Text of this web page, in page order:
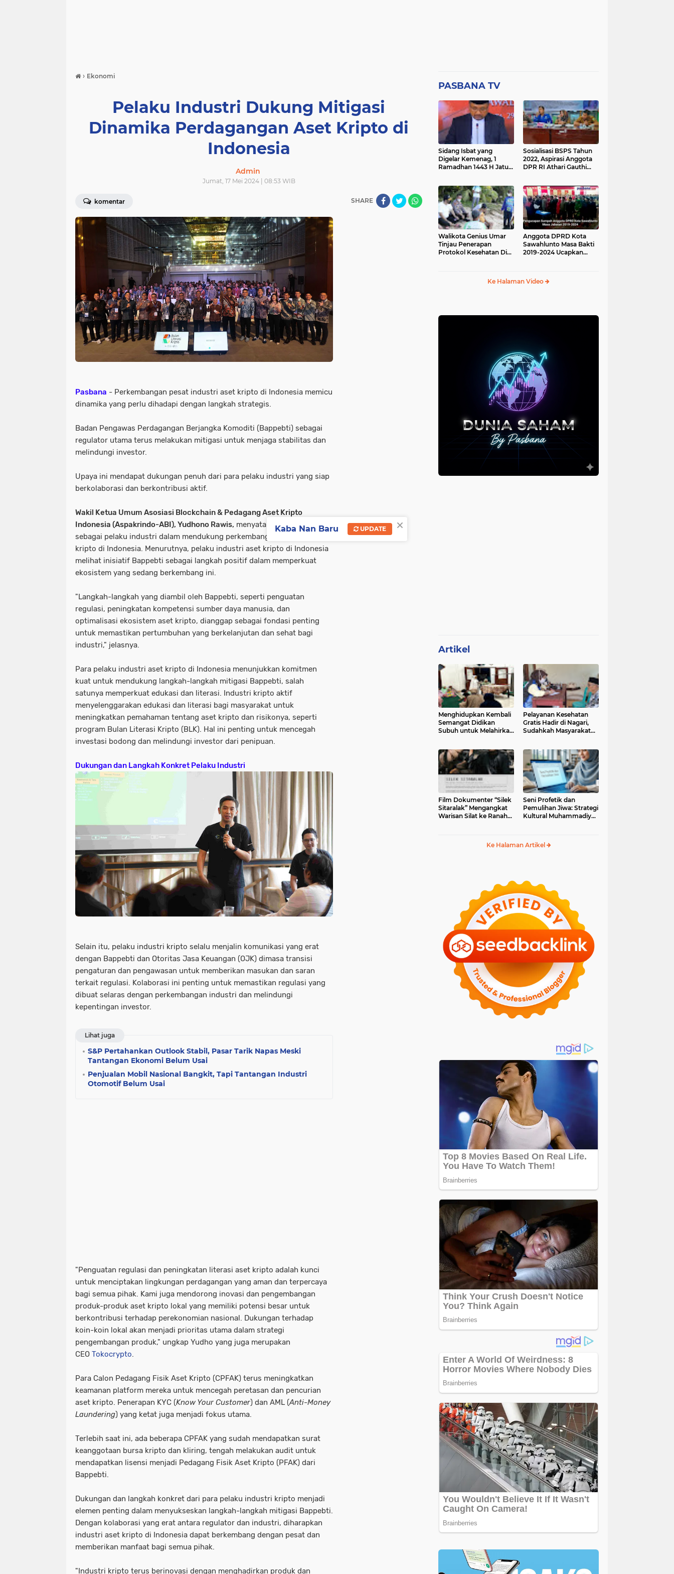
› Ekonomi
Pelaku Industri Dukung Mitigasi
Dinamika Perdagangan Aset Kripto di
Indonesia
Admin
Jumat, 17 Mei 2024 | 08:53 WIB
komentar SHARE
Pasbana - Perkembangan pesat industri aset kripto di Indonesia memicu
dinamika yang perlu dihadapi dengan langkah strategis.
Badan Pengawas Perdagangan Berjangka Komoditi (Bappebti) sebagai
regulator utama terus melakukan mitigasi untuk menjaga stabilitas dan
melindungi investor.
Upaya ini mendapat dukungan penuh dari para pelaku industri yang siap
berkolaborasi dan berkontribusi aktif.
Wakil Ketua Umum Asosiasi Blockchain & Pedagang Aset Kripto
Indonesia (Aspakrindo-ABI), Yudhono Rawis, menyatakan komitmen
sebagai pelaku industri dalam mendukung perkembangan ekosistem aset
kripto di Indonesia. Menurutnya, pelaku industri aset kripto di Indonesia
melihat inisiatif Bappebti sebagai langkah positif dalam memperkuat
ekosistem yang sedang berkembang ini.
"Langkah-langkah yang diambil oleh Bappebti, seperti penguatan
regulasi, peningkatan kompetensi sumber daya manusia, dan
optimalisasi ekosistem aset kripto, dianggap sebagai fondasi penting
untuk memastikan pertumbuhan yang berkelanjutan dan sehat bagi
industri," jelasnya.
Para pelaku industri aset kripto di Indonesia menunjukkan komitmen
kuat untuk mendukung langkah-langkah mitigasi Bappebti, salah
satunya memperkuat edukasi dan literasi. Industri kripto aktif
menyelenggarakan edukasi dan literasi bagi masyarakat untuk
meningkatkan pemahaman tentang aset kripto dan risikonya, seperti
program Bulan Literasi Kripto (BLK). Hal ini penting untuk mencegah
investasi bodong dan melindungi investor dari penipuan.
Dukungan dan Langkah Konkret Pelaku Industri
Selain itu, pelaku industri kripto selalu menjalin komunikasi yang erat
dengan Bappebti dan Otoritas Jasa Keuangan (OJK) dimasa transisi
pengaturan dan pengawasan untuk memberikan masukan dan saran
terkait regulasi. Kolaborasi ini penting untuk memastikan regulasi yang
dibuat selaras dengan perkembangan industri dan melindungi
kepentingan investor.
Lihat juga
S&P Pertahankan Outlook Stabil, Pasar Tarik Napas Meski
Tantangan Ekonomi Belum Usai
Penjualan Mobil Nasional Bangkit, Tapi Tantangan Industri
Otomotif Belum Usai
"Penguatan regulasi dan peningkatan literasi aset kripto adalah kunci
untuk menciptakan lingkungan perdagangan yang aman dan terpercaya
bagi semua pihak. Kami juga mendorong inovasi dan pengembangan
produk-produk aset kripto lokal yang memiliki potensi besar untuk
berkontribusi terhadap perekonomian nasional. Dukungan terhadap
koin-koin lokal akan menjadi prioritas utama dalam strategi
pengembangan produk," ungkap Yudho yang juga merupakan
CEO Tokocrypto.
Para Calon Pedagang Fisik Aset Kripto (CPFAK) terus meningkatkan
keamanan platform mereka untuk mencegah peretasan dan pencurian
aset kripto. Penerapan KYC (Know Your Customer) dan AML (Anti-Money
Laundering) yang ketat juga menjadi fokus utama.
Terlebih saat ini, ada beberapa CPFAK yang sudah mendapatkan surat
keanggotaan bursa kripto dan kliring, tengah melakukan audit untuk
mendapatkan lisensi menjadi Pedagang Fisik Aset Kripto (PFAK) dari
Bappebti.
Dukungan dan langkah konkret dari para pelaku industri kripto menjadi
elemen penting dalam menyukseskan langkah-langkah mitigasi Bappebti.
Dengan kolaborasi yang erat antara regulator dan industri, diharapkan
industri aset kripto di Indonesia dapat berkembang dengan pesat dan
memberikan manfaat bagi semua pihak.
"Industri kripto terus berinovasi dengan menghadirkan produk dan
PASBANA TV
Sidang Isbat yang
Digelar Kemenag, 1
Ramadhan 1443 H Jatuh
Sosialisasi BSPS Tahun
2022, Aspirasi Anggota
DPR RI Athari Gauthi
Walikota Genius Umar
Tinjau Penerapan
Protokol Kesehatan Di
Anggota DPRD Kota
Sawahlunto Masa Bakti
2019-2024 Ucapkan
Ke Halaman Video
Artikel
Menghidupkan Kembali
Semangat Didikan
Subuh untuk Melahirkan
Pelayanan Kesehatan
Gratis Hadir di Nagari,
Sudahkah Masyarakat
Film Dokumenter “Silek
Sitaralak” Mengangkat
Warisan Silat ke Ranah
Seni Profetik dan
Pemulihan Jiwa: Strategi
Kultural Muhammadiyah
Ke Halaman Artikel
×
Kaba Nan Baru UPDATE